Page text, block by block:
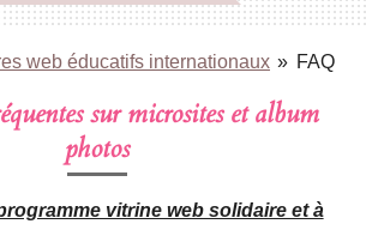
web éducatifs internationaux » FAQ
sur microsites et album
photos
vitrine web solidaire et à